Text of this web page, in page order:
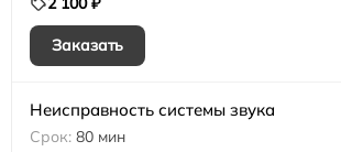
Заказать
Неисправность системы звука
80 мин